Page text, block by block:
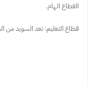
القطاع الهام.
قطاع التعليم: تعد السويد من